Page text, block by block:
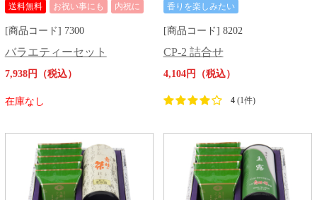
送料無料 お祝い事にも 内祝に
[商品コード] 7300
バラエティーセット
7,938円（税込）
在庫なし
香りを楽しみたい
[商品コード] 8202
CP-2 詰合せ
4,104円（税込）
4(1件)